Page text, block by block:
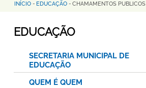
Trilha
de
INÍCIO - EDUCAÇÃO - CHAMAMENTOS PUBLICOS
EDUCAÇÃO
SECRETARIA MUNICIPAL DE
EDUCAÇÃO
QUEM É QUEM